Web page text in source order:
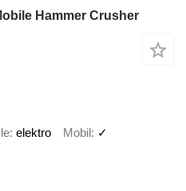
Hammer Crusher
elektro Mobil ✓